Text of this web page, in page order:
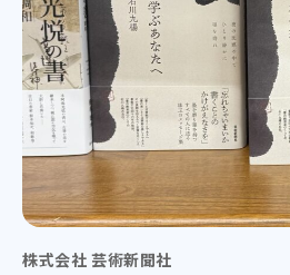
株式会社 芸術新聞社